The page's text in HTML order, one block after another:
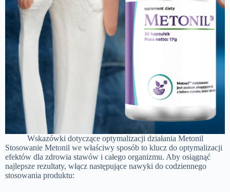
Wskazówki dotyczące optymalizacji działania Metonil
Stosowanie Metonil we właściwy sposób to klucz do optymalizacji
efektów dla zdrowia stawów i całego organizmu. Aby osiągnąć
najlepsze rezultaty, włącz następujące nawyki do codziennego
stosowania produktu: